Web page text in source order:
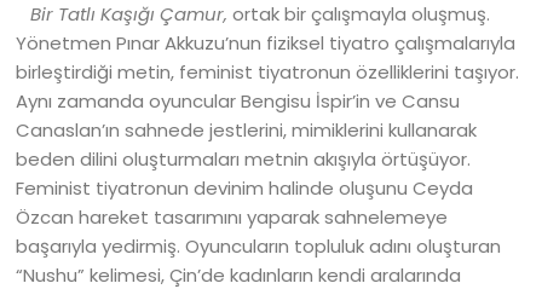
Bir Tatlı Kaşığı Çamur,ortak bir çalışmayla oluşmuş.
Yönetmen Pınar Akkuzu’nun fiziksel tiyatro çalışmalarıyla
birleştirdiği metin, feminist tiyatronun özelliklerini taşıyor.
Aynı zamanda oyuncular Bengisu İspir’in ve Cansu
Canaslan’ın sahnede jestlerini, mimiklerini kullanarak
beden dilini oluşturmaları metnin akışıyla örtüşüyor.
Feminist tiyatronun devinim halinde oluşunu Ceyda
Özcan hareket tasarımını yaparak sahnelemeye
başarıyla yedirmiş. Oyuncuların topluluk adını oluşturan
“Nushu” kelimesi, Çin’de kadınların kendi aralarında